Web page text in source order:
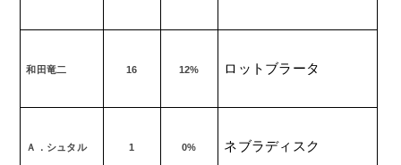
和田竜二 16 12% ロットブラータ
Ａ．シュタル 1 0% ネブラディスク